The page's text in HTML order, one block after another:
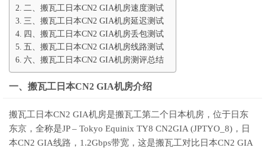
二、搬瓦工日本CN2 GIA机房速度测试
三、搬瓦工日本CN2 GIA机房延迟测试
四、搬瓦工日本CN2 GIA机房丢包测试
五、搬瓦工日本CN2 GIA机房线路测试
六、搬瓦工日本CN2 GIA机房测评总结
一、搬瓦工日本CN2 GIA机房介绍
搬瓦工日本CN2 GIA机房是搬瓦工第二个日本机房，位于日东
东京，全称是JP – Tokyo Equinix TY8 CN2GIA (JPTYO_8)，日
本CN2 GIA线路，1.2Gbps带宽，这是搬瓦工对比日本CN2 GIA